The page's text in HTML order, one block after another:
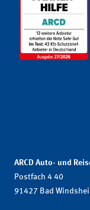
ARCD Auto- und
Postfach 4 40
91427 Bad